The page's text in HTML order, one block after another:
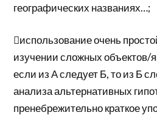
географических названиях…;
использование очень
изучении сложных объектов/
если из А следует Б, то из Б
анализа альтернативных
пренебрежительно краткое